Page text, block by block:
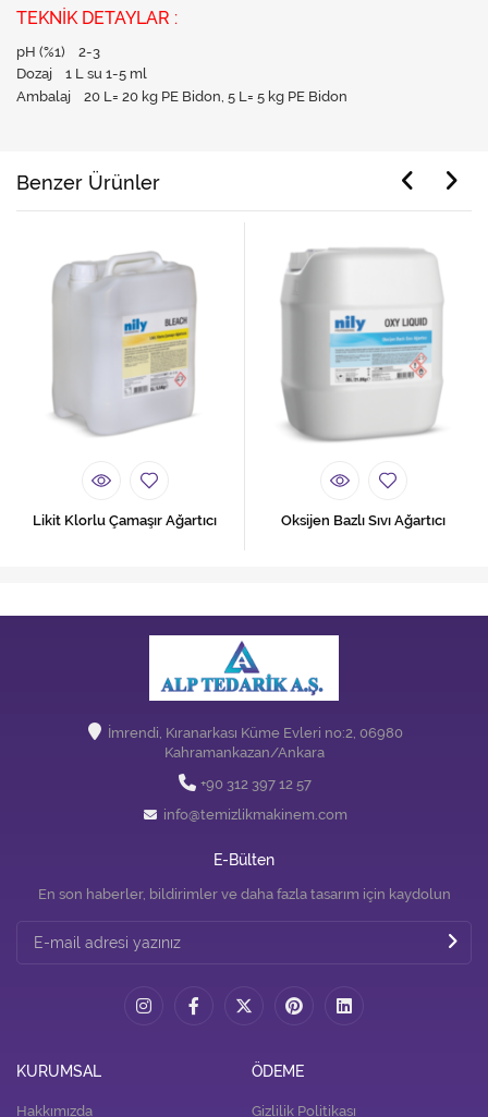
TEKNİK DETAYLAR :
pH (%1) 2-3
Dozaj 1 L su 1-5 ml
Ambalaj 20 L= 20 kg PE Bidon, 5 L= 5 kg PE Bidon
Benzer Ürünler
Likit Klorlu Çamaşır Ağartıcı Oksijen Bazlı Sıvı Ağartıcı
İmrendi, Kıranarkası Küme Evleri no:2, 06980
Kahramankazan/Ankara
+90 312 397 12 57
info@temizlikmakinem.com
E-Bülten
En son haberler, bildirimler ve daha fazla tasarım için kaydolun
KURUMSAL
Hakkımızda
ÖDEME
Gizlilik Politikası